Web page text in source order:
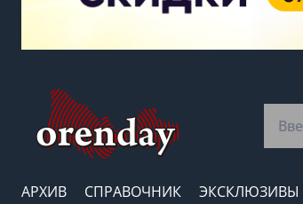
АРХИВ СПРАВОЧНИК ЭКСКЛЮЗИВЫ